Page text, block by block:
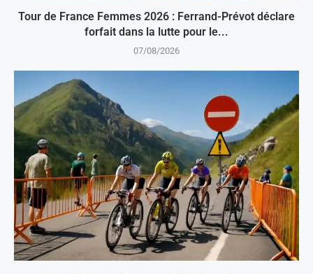
Tour de France Femmes 2026 : Ferrand-Prévot déclare
forfait dans la lutte pour le...
07/08/2026